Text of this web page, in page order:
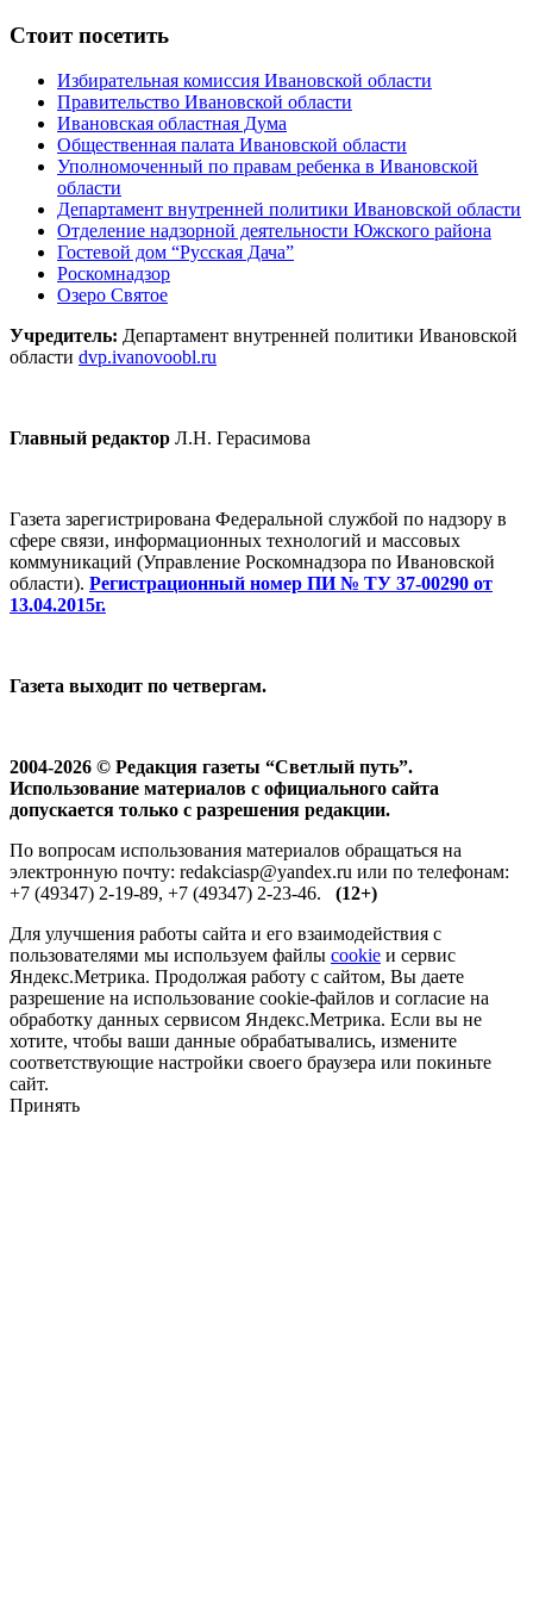
Стоит посетить
Избирательная комиссия Ивановской области
Правительство Ивановской области
Ивановская областная Дума
Общественная палата Ивановской области
Уполномоченный по правам ребенка в Ивановской
области
Департамент внутренней политики Ивановской области
Отделение надзорной деятельности Южского района
Гостевой дом “Русская Дача”
Роскомнадзор
Озеро Святое
Учредитель: Департамент внутренней политики Ивановской
области dvp.ivanovoobl.ru
Главный редактор Л.Н. Герасимова
Газета зарегистрирована Федеральной службой по надзору в
сфере связи, информационных технологий и массовых
коммуникаций (Управление Роскомнадзора по Ивановской
области). Регистрационный номер ПИ № ТУ 37-00290 от
13.04.2015г.
Газета выходит по четвергам.
2004-2026 © Редакция газеты “Светлый путь”.
Использование материалов с официального сайта
допускается только с разрешения редакции.
По вопросам использования материалов обращаться на
электронную почту: redakciasp@yandex.ru или по телефонам:
+7 (49347) 2-19-89, +7 (49347) 2-23-46. (12+)
Для улучшения работы сайта и его взаимодействия с
пользователями мы используем файлы cookie и сервис
Яндекс.Метрика. Продолжая работу с сайтом, Вы даете
разрешение на использование cookie-файлов и согласие на
обработку данных сервисом Яндекс.Метрика. Если вы не
хотите, чтобы ваши данные обрабатывались, измените
соответствующие настройки своего браузера или покиньте
сайт.
Принять